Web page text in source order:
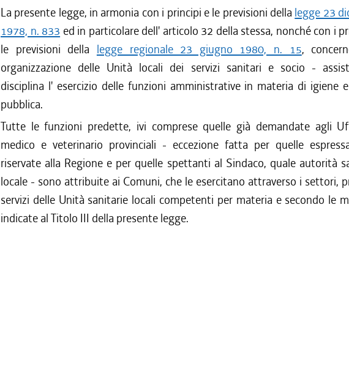
La presente legge, in armonia con i principi e le previsioni della legge 23
1978, n. 833 ed in particolare dell' articolo 32 della stessa, nonché con i
le previsioni della legge regionale 23 giugno 1980, n. 15,
organizzazione delle Unità locali dei servizi sanitari e socio -
disciplina l' esercizio delle funzioni amministrative in materia di igiene
pubblica.
Tutte le funzioni predette, ivi comprese quelle già demandate agli
medico e veterinario provinciali - eccezione fatta per quelle
riservate alla Regione e per quelle spettanti al Sindaco, quale autorità
locale - sono attribuite ai Comuni, che le esercitano attraverso i settori,
servizi delle Unità sanitarie locali competenti per materia e secondo le
indicate al Titolo III della presente legge.